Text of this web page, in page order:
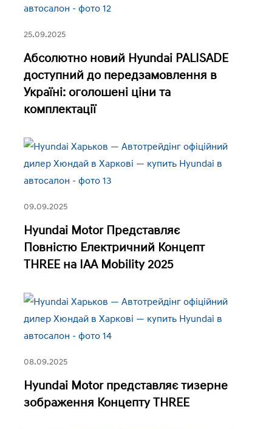
25.09.2025
Абсолютно новий Hyundai PALISADE
доступний до передзамовлення в
Україні: оголошені ціни та
комплектації
09.09.2025
Hyundai Motor Представляє
Повністю Електричний Концепт
THREE на IAA Mobility 2025
08.09.2025
Hyundai Motor представляє тизерне
зображення Концепту THREE